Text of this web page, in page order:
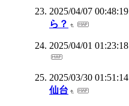
2025/04/07 00:48:19
ら？
2025/04/01 01:23:18
2025/03/30 01:51:14
仙台